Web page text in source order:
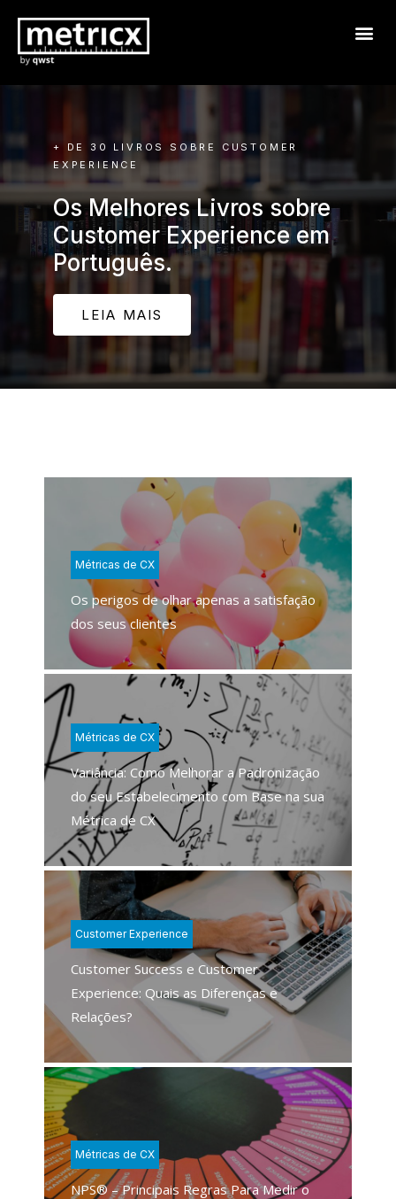
+ DE 30 LIVROS SOBRE CUSTOMER
EXPERIENCE
Os Melhores Livros sobre
Customer Experience em
Português.
LEIA MAIS
Métricas de CX
Os perigos de olhar apenas a satisfação
dos seus clientes
Métricas de CX
Variância: Como Melhorar a Padronização
do seu Estabelecimento com Base na sua
Métrica de CX
Customer Experience
Customer Success e Customer
Experience: Quais as Diferenças e
Relações?
Métricas de CX
NPS® – Principais Regras Para Medir o